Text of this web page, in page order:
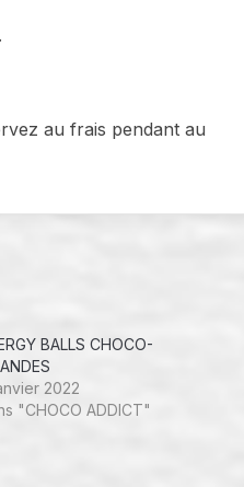
au frais pendant au
BALLS CHOCO-
2022
"CHOCO ADDICT"